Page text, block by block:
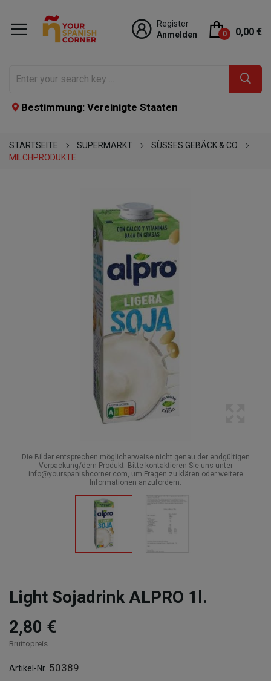
Register
Anmelden
0 0,00 €
Bestimmung: Vereinigte Staaten
STARTSEITE SUPERMARKT
SÜSSES GEBÄCK & CO
MILCHPRODUKTE
Die Bilder entsprechen möglicherweise nicht genau der endgültigen
Verpackung/dem Produkt. Bitte kontaktieren Sie uns unter
info@yourspanishcorner.com, um Fragen zu klären oder weitere
Informationen anzufordern.
Light Sojadrink ALPRO 1l.
2,80 €
Bruttopreis
Artikel-Nr. 50389